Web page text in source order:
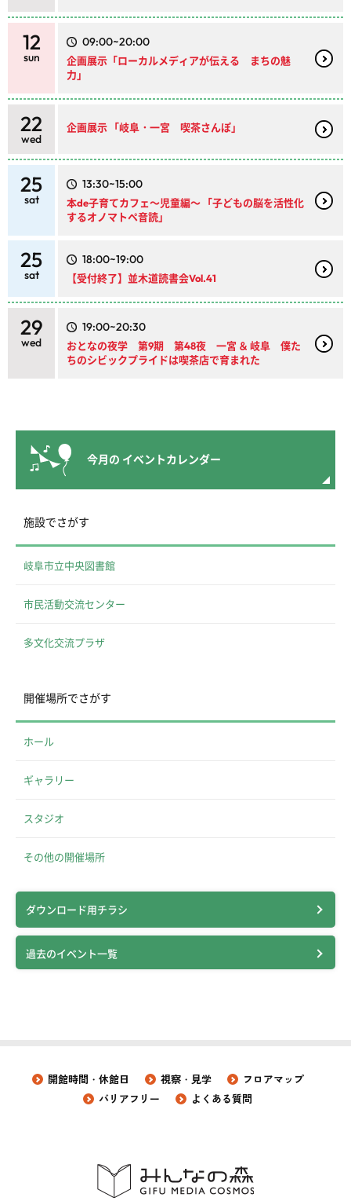
12
sun
09:00~20:00
企画展示「ローカルメディアが伝える まちの魅
力」
22
wed
企画展示 「岐阜・一宮 喫茶さんぽ」
25
sat
13:30~15:00
本de子育てカフェ～児童編～ 「子どもの脳を活性化
するオノマトペ音読」
25
sat
18:00~19:00
【受付終了】並木道読書会Vol.41
29
wed
19:00~20:30
おとなの夜学 第9期 第48夜 一宮 ＆ 岐阜 僕た
ちのシビックプライドは喫茶店で育まれた
今月の イベントカレンダー
施設でさがす
岐阜市立中央図書館
市民活動交流センター
多文化交流プラザ
開催場所でさがす
ホール
ギャラリー
スタジオ
その他の開催場所
ダウンロード用チラシ
過去のイベント一覧
開館時間・休館日 視察・見学
フロアマップ
バリアフリー
よくある質問